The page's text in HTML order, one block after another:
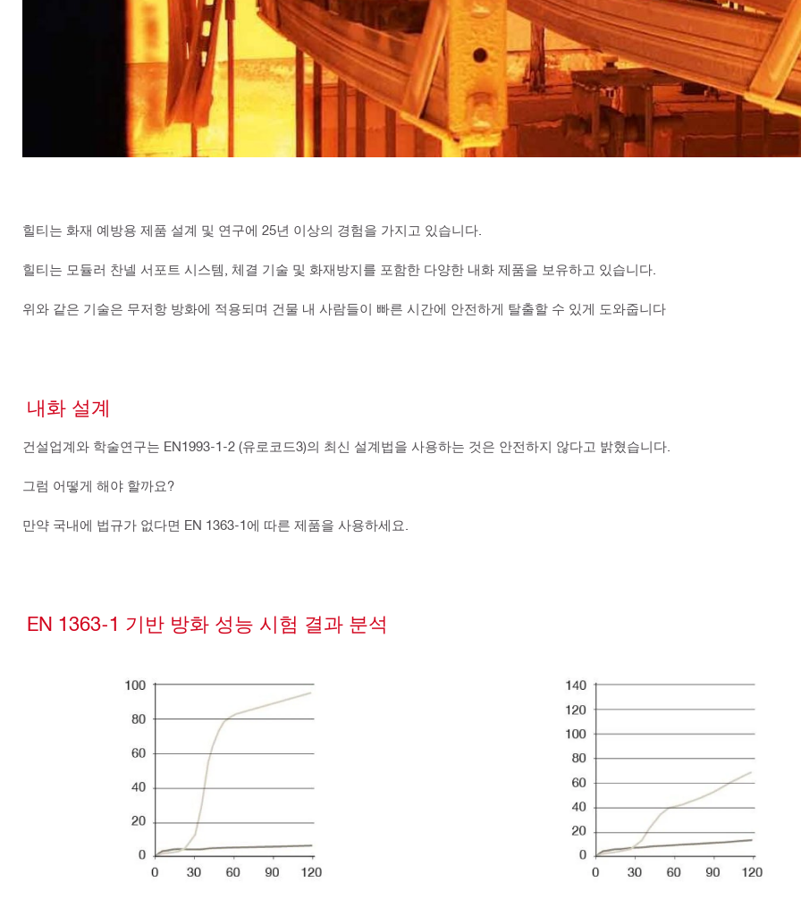
힐티는 화재 예방용 제품 설계 및 연구에 25년 이상의 경험을 가지고 있습니다.
힐티는 모듈러 찬넬 서포트 시스템, 체결 기술 및 화재방지를 포함한 다양한 내화 제품을 보유하고 있습니다.
위와 같은 기술은 무저항 방화에 적용되며 건물 내 사람들이 빠른 시간에 안전하게 탈출할 수 있게 도와줍니다
내화 설계
건설업계와 학술연구는 EN1993-1-2 (유로코드3)의 최신 설계법을 사용하는 것은 안전하지 않다고 밝혔습니다.
그럼 어떻게 해야 할까요?
만약 국내에 법규가 없다면 EN 1363-1에 따른 제품을 사용하세요.
EN 1363-1 기반 방화 성능 시험 결과 분석